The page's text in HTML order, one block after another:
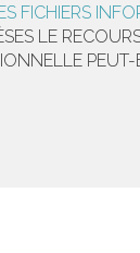
FICHIERS
LE